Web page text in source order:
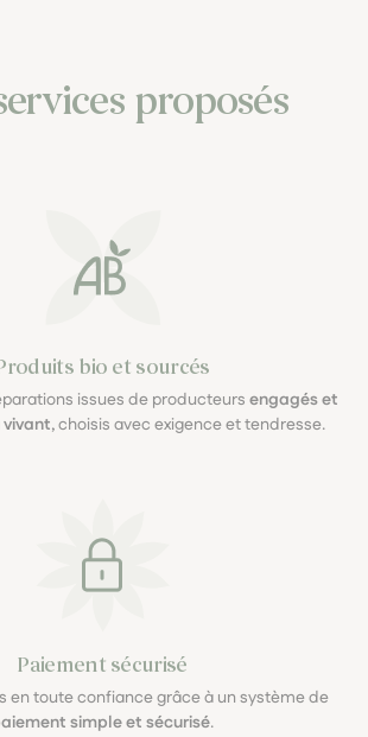
proposés
bio et sourcés
issues de producteurs engagés et
, choisis avec exigence et tendresse.
Paiement sécurisé
en toute confiance grâce à un système de
simple et sécurisé.